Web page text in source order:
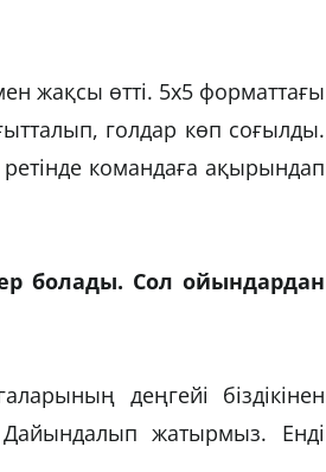
жақсы өтті. 5х5 форматтағы
голдар көп соғылды.
командаға ақырындап
болады. Сол ойындардан
деңгейі біздікінен
жатырмыз. Енді